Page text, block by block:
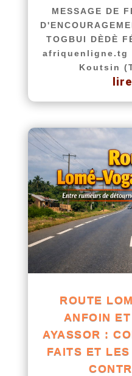
MESSAGE DE
TOGBUI DÈDÈ
afriquenligne.tg
Koutsin
ROUTE
ANFOIN
AYASSOR :
FAITS ET LES